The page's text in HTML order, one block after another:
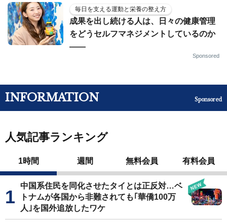
毎日を支える運動と栄養の整え方
成果を出し続ける人は、日々の健康管理
をどうセルフマネジメントしているのか
——
Sponsored
INFORMATION Sponsored
人気記事ランキング
1時間 週間 無料会員 有料会員
中国系住民を同化させたタイとは正反対…ベ
トナムが各国から非難されても｢華僑100万
人｣を国外追放したワケ